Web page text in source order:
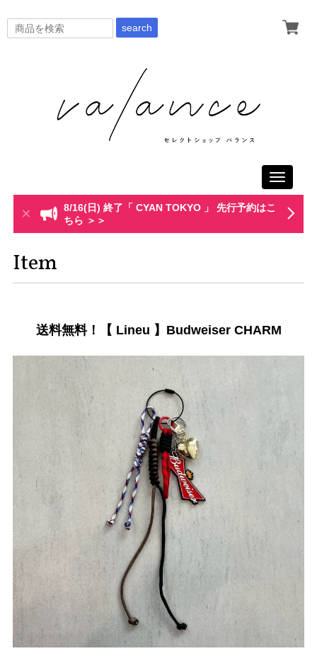
search
Toggle
8/16(日) 終了「 CYAN TOKYO 」 先行予約はこ
ちら ＞＞
Item
送料無料！【 Lineu 】Budweiser CHARM